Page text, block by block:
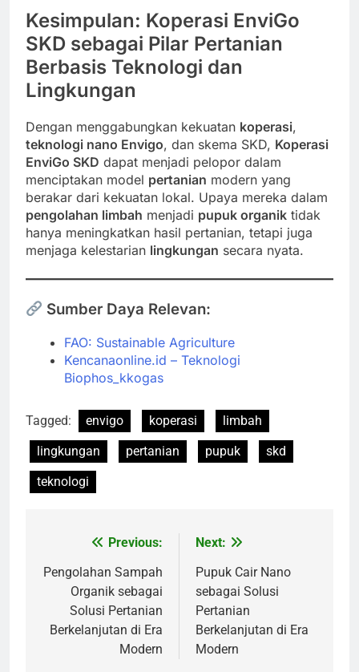
Kesimpulan: Koperasi EnviGo
SKD sebagai Pilar Pertanian
Berbasis Teknologi dan
Lingkungan
Dengan menggabungkan kekuatan koperasi,
teknologi nano Envigo, dan skema SKD, Koperasi
EnviGo SKD dapat menjadi pelopor dalam
menciptakan model pertanian modern yang
berakar dari kekuatan lokal. Upaya mereka dalam
pengolahan limbah menjadi pupuk organik tidak
hanya meningkatkan hasil pertanian, tetapi juga
menjaga kelestarian lingkungan secara nyata.
Sumber Daya Relevan:
FAO: Sustainable Agriculture
Kencanaonline.id – Teknologi
Biophos_kkogas
Tagged: envigo koperasi
limbah
lingkungan
pertanian pupuk
skd
teknologi
Navigasi
pos
Previous:
Pengolahan Sampah
Organik sebagai
Solusi Pertanian
Berkelanjutan di Era
Modern
Next:
Pupuk Cair Nano
sebagai Solusi
Pertanian
Berkelanjutan di Era
Modern